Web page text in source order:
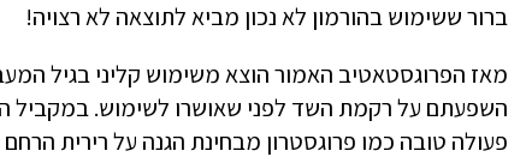
ברור ששימוש בהורמון לא נכון מביא לתוצאה לא רצויה!
מאז הפרוגסטאטיב האמור הוצא משימוש קליני בגיל
השפעתם על רקמת השד לפני שאושרו לשימוש. במקביל
פעולה טובה כמו פרוגסטרון מבחינת הגנה על רירית